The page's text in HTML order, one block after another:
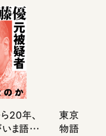
20年、
ま語り
東京は都
物語」に